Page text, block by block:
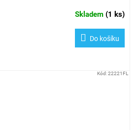
Skladem (1 ks)
Do košíku
Kód:22221FL